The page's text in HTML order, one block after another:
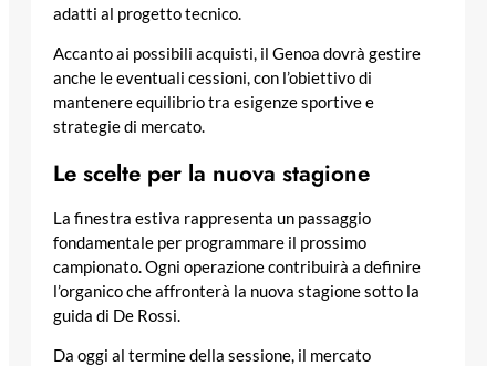
adatti al progetto tecnico.
Accanto ai possibili acquisti, il Genoa dovrà gestire
anche le eventuali cessioni, con l’obiettivo di
mantenere equilibrio tra esigenze sportive e
strategie di mercato.
Le scelte per la nuova stagione
La finestra estiva rappresenta un passaggio
fondamentale per programmare il prossimo
campionato. Ogni operazione contribuirà a definire
l’organico che affronterà la nuova stagione sotto la
guida di De Rossi.
Da oggi al termine della sessione, il mercato